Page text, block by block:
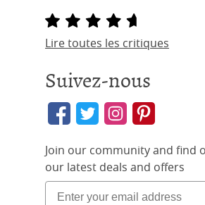
Lire toutes les critiques
Suivez-nous
Join our community and find
our latest deals and offers